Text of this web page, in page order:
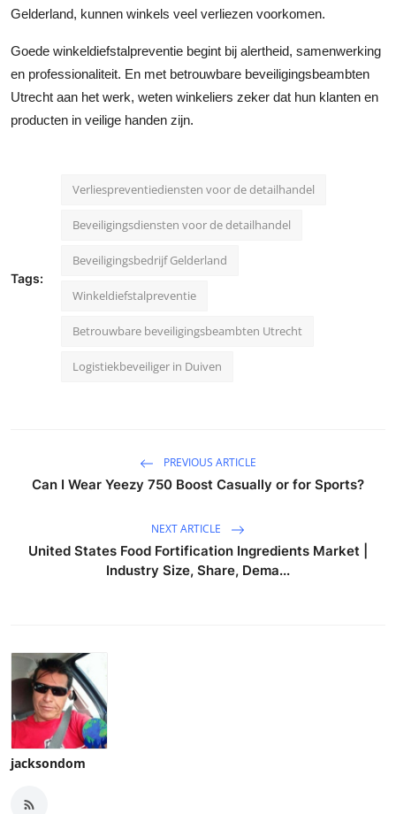
Gelderland, kunnen winkels veel verliezen voorkomen.
Goede winkeldiefstalpreventie begint bij alertheid, samenwerking
en professionaliteit. En met betrouwbare beveiligingsbeambten
Utrecht aan het werk, weten winkeliers zeker dat hun klanten en
producten in veilige handen zijn.
Tags:
Verliespreventiediensten voor de detailhandel
Beveiligingsdiensten voor de detailhandel
Beveiligingsbedrijf Gelderland
Winkeldiefstalpreventie
Betrouwbare beveiligingsbeambten Utrecht
Logistiekbeveiliger in Duiven
PREVIOUS ARTICLE
Can I Wear Yeezy 750 Boost Casually or for Sports?
NEXT ARTICLE
United States Food Fortification Ingredients Market |
Industry Size, Share, Dema...
jacksondom